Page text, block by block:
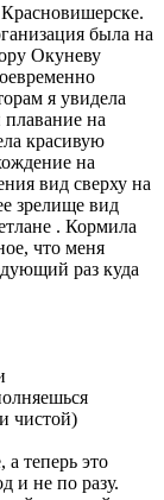
была на
Окуневу
я увидела
на
красивую
на
вид сверху на
зрелище вид
. Кормила
что меня
раз куда
чистой)
теперь это
и не по разу.